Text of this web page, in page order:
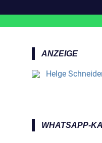
ANZEIGE
WHATSAPP-